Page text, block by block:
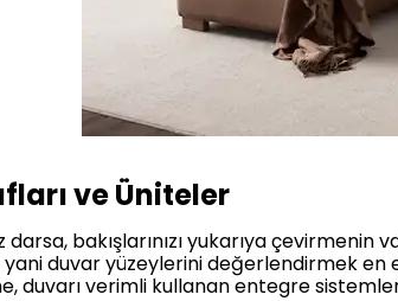
ve Üniteler
darsa, bakışlarınızı yukarıya
yani duvar yüzeylerini değerlendirmek en
duvarı verimli kullanan entegre sistemler